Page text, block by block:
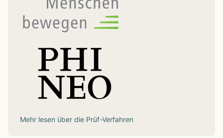
Mehr lesen über die Prüf-Verfahren